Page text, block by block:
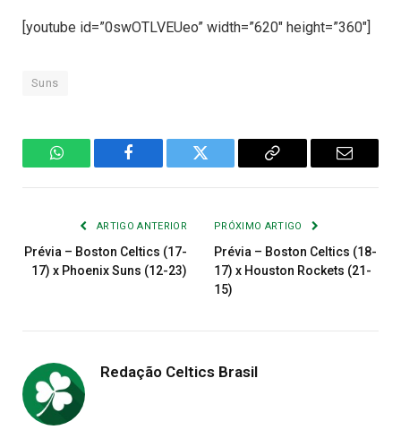
[youtube id=”0swOTLVEUeo” width=”620″ height=”360″]
Suns
WhatsAppFacebook Twitter
Copiar
E-
ARTIGO ANTERIOR
Prévia – Boston Celtics (17-
17) x Phoenix Suns (12-23)
PRÓXIMO ARTIGO
Prévia – Boston Celtics (18-
17) x Houston Rockets (21-
15)
Redação Celtics Brasil